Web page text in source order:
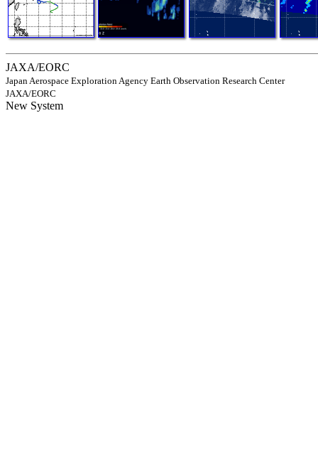
JAXA/EORC
Japan Aerospace Exploration Agency Earth Observation Research Center
JAXA/EORC
New System